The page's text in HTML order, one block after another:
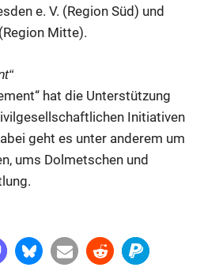
Anzeige
e. V. (Region Süd) und
Mitte).
hat die Unterstützung
Initiativen
geht es unter anderem um
ums Dolmetschen und